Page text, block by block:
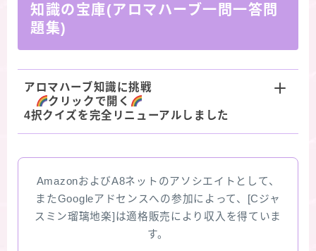
知識の宝庫(アロマハーブ一問一答問
題集)
アロマハーブ知識に挑戦
クリックで開く
4択クイズを完全リニューアルしました
AmazonおよびA8ネットのアソシエイトとして、
またGoogleアドセンスへの参加によって、[Cジャ
スミン瑠璃地楽]は適格販売により収入を得ていま
す。